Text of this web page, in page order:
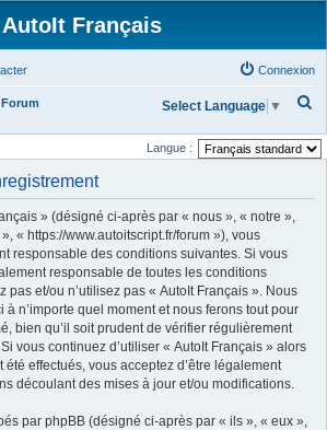
AutoIt Français
Connexion
Forum
c
Select Language ▼
Langue :
» (désigné ci-après par « nous », « notre »,
« https://www.autoitscript.fr/forum »), vous
responsable des conditions suivantes. Si vous
responsable de toutes les conditions
pas et/ou n’utilisez pas « AutoIt Français ». Nous
n’importe quel moment et nous ferons tout pour
bien qu’il soit prudent de vérifier régulièrement
vous continuez d’utiliser « AutoIt Français » alors
effectués, vous acceptez d’être légalement
découlant des mises à jour et/ou modifications.
par phpBB (désigné ci-après par « ils », « eux »,